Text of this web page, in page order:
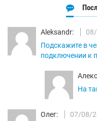
Aleksandr:
Подскажите в
подключении к
На
Олег:
07/08/